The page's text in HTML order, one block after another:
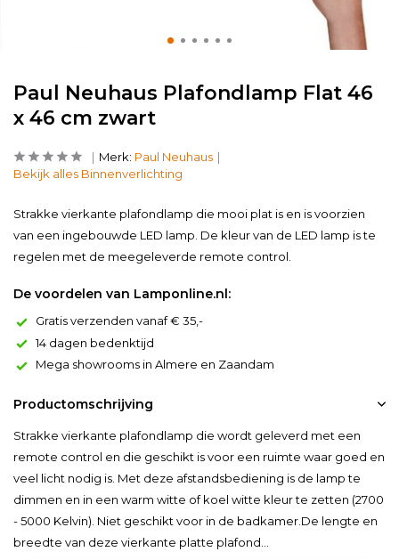
Paul Neuhaus Plafondlamp Flat 46
x 46 cm zwart
Merk: Paul Neuhaus
Bekijk alles Binnenverlichting
Strakke vierkante plafondlamp die mooi plat is en is voorzien
van een ingebouwde LED lamp. De kleur van de LED lamp is te
regelen met de meegeleverde remote control.
De voordelen van Lamponline.nl:
Gratis verzenden vanaf € 35,-
14 dagen bedenktijd
Mega showrooms in Almere en Zaandam
Productomschrijving
Strakke vierkante plafondlamp die wordt geleverd met een
remote control en die geschikt is voor een ruimte waar goed en
veel licht nodig is. Met deze afstandsbediening is de lamp te
dimmen en in een warm witte of koel witte kleur te zetten (2700
- 5000 Kelvin). Niet geschikt voor in de badkamer.De lengte en
breedte van deze vierkante platte plafond...